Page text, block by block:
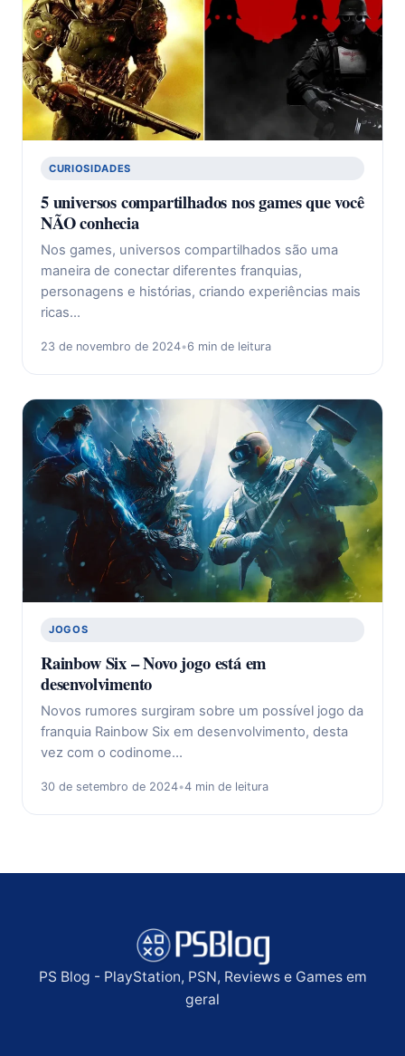
CURIOSIDADES
5 universos compartilhados nos games que você
NÃO conhecia
Nos games, universos compartilhados são uma
maneira de conectar diferentes franquias,
personagens e histórias, criando experiências mais
ricas…
23 de novembro de 2024•6 min de leitura
JOGOS
Rainbow Six – Novo jogo está em
desenvolvimento
Novos rumores surgiram sobre um possível jogo da
franquia Rainbow Six em desenvolvimento, desta
vez com o codinome…
30 de setembro de 2024•4 min de leitura
PS Blog - PlayStation, PSN, Reviews e Games em
geral